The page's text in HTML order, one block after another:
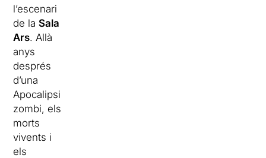
l’escenari
de laSala
Ars. Allà
anys
després
d’una
Apocalipsi
zombi, els
morts
vivents i
els